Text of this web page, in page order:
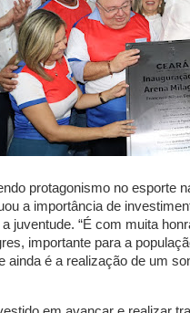
protagonismo no esporte
a importância de
juventude. “É com muita
importante para a
ainda é a realização de um